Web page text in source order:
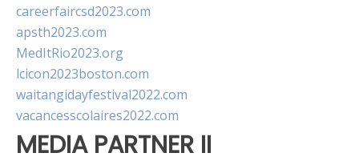
careerfaircsd2023.com
apsth2023.com
MedItRio2023.org
lcicon2023boston.com
waitangidayfestival2022.com
vacancesscolaires2022.com
MEDIA PARTNER II